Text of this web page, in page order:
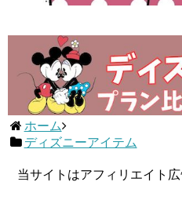
ホーム
ディズニーアイテム
当サイトはアフィリエイト